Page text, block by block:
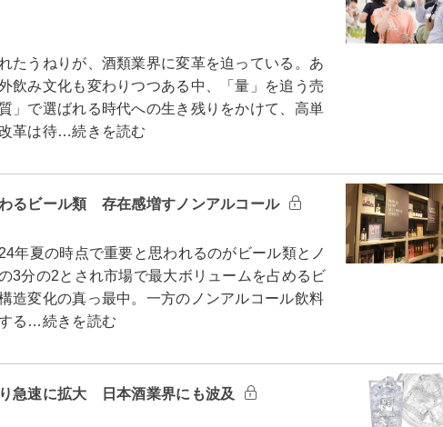
たうねりが、酒類業界に変革を迫っている。あ
飲み文化も変わりつつある中、「量」を追う売
」で選ばれる時代への生き残りをかけて、高単
革は待…続きを読む
るビール類 存在感増すノンアルコール
年夏の時点で重要と思われるのがビール類とノ
3分の2とされ市場で最大ボリュームを占めるビ
造変化の真っ最中。一方のノンアルコール飲料
る…続きを読む
急速に拡大 日本酒業界にも波及